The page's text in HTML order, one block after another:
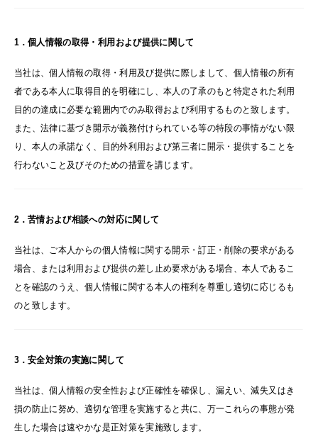
1．個人情報の取得・利用および提供に関して
当社は、個人情報の取得・利用及び提供に際しまして、個人情報の所有
者である本人に取得目的を明確にし、本人の了承のもと特定された利用
目的の達成に必要な範囲内でのみ取得および利用するものと致します。
また、法律に基づき開示が義務付けられている等の特段の事情がない限
り、本人の承諾なく、目的外利用および第三者に開示・提供することを
行わないこと及びそのための措置を講じます。
2．苦情および相談への対応に関して
当社は、ご本人からの個人情報に関する開示・訂正・削除の要求がある
場合、または利用および提供の差し止め要求がある場合、本人であるこ
とを確認のうえ、個人情報に関する本人の権利を尊重し適切に応じるも
のと致します。
3．安全対策の実施に関して
当社は、個人情報の安全性および正確性を確保し、漏えい、減失又はき
損の防止に努め、適切な管理を実施すると共に、万一これらの事態が発
生した場合は速やかな是正対策を実施致します。